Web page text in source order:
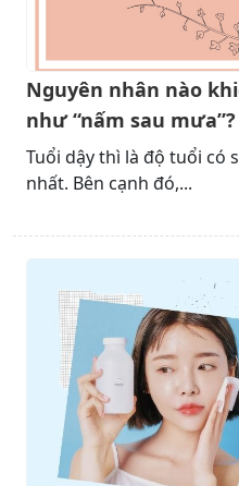
Nguyên nhân nào
như “nấm sau mưa”?
Tuổi dậy thì là độ tuổi có
nhất. Bên cạnh đó,...